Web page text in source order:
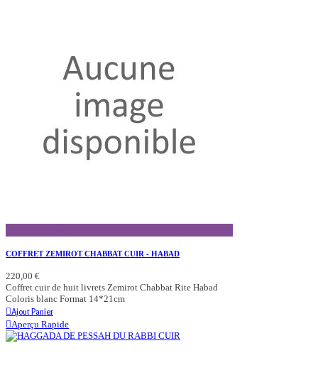
COFFRET ZEMIROT CHABBAT CUIR - HABAD
220,00 €
Coffret cuir de huit livrets Zemirot Chabbat Rite Habad
Coloris blanc Format 14*21cm
Ajout Panier
Aperçu Rapide